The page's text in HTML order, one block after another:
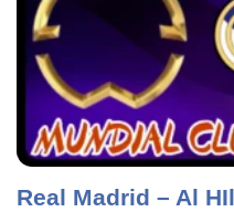
Real Madrid – Al